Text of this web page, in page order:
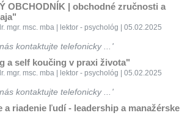
OBCHODNÍK | obchodné zručnosti a
mgr. msc. mba | lektor - psychológ | 05.02.2025
kontaktujte telefonicky ...
a self koučing v praxi života"
mgr. msc. mba | lektor - psychológ | 05.02.2025
kontaktujte telefonicky ...
a riadenie ľudí - leadership a manažérske